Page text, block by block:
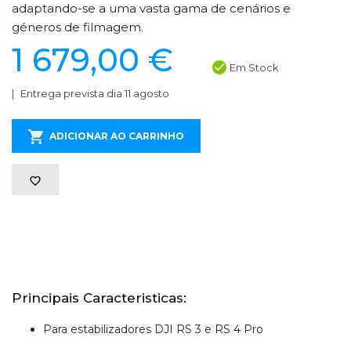
adaptando-se a uma vasta gama de cenários e
géneros de filmagem.
1 679,00 € Em Stock
Entrega prevista dia 11 agosto
ADICIONAR AO CARRINHO
Principais Caracteristicas:
Para estabilizadores DJI RS 3 e RS 4 Pro